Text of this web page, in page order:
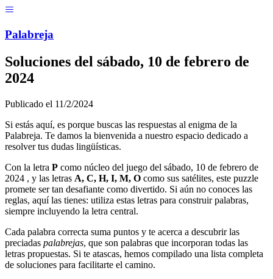
Palabreja
Soluciones del sábado, 10 de febrero de
2024
Publicado el 11/2/2024
Si estás aquí, es porque buscas las respuestas al enigma de la
Palabreja. Te damos la bienvenida a nuestro espacio dedicado a
resolver tus dudas lingüísticas.
Con la letra P como núcleo del juego del sábado, 10 de febrero de
2024 , y las letras A, C, H, I, M, O como sus satélites, este puzzle
promete ser tan desafiante como divertido. Si aún no conoces las
reglas, aquí las tienes: utiliza estas letras para construir palabras,
siempre incluyendo la letra central.
Cada palabra correcta suma puntos y te acerca a descubrir las
preciadas palabrejas, que son palabras que incorporan todas las
letras propuestas. Si te atascas, hemos compilado una lista completa
de soluciones para facilitarte el camino.